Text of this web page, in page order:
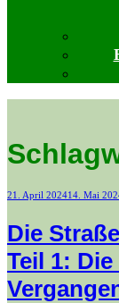
Veröffentlicht
21. April 202414. Mai
Die
Teil 1: